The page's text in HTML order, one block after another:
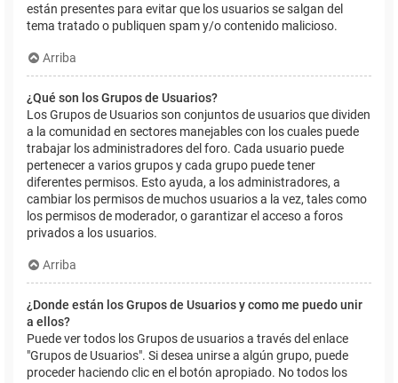
están presentes para evitar que los usuarios se salgan del
tema tratado o publiquen spam y/o contenido malicioso.
Arriba
¿Qué son los Grupos de Usuarios?
Los Grupos de Usuarios son conjuntos de usuarios que dividen
a la comunidad en sectores manejables con los cuales puede
trabajar los administradores del foro. Cada usuario puede
pertenecer a varios grupos y cada grupo puede tener
diferentes permisos. Esto ayuda, a los administradores, a
cambiar los permisos de muchos usuarios a la vez, tales como
los permisos de moderador, o garantizar el acceso a foros
privados a los usuarios.
Arriba
¿Donde están los Grupos de Usuarios y como me puedo unir
a ellos?
Puede ver todos los Grupos de usuarios a través del enlace
"Grupos de Usuarios". Si desea unirse a algún grupo, puede
proceder haciendo clic en el botón apropiado. No todos los